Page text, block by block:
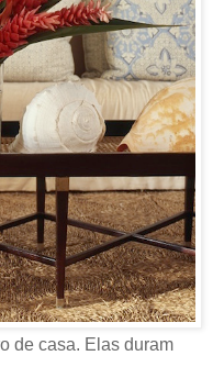
de casa. Elas duram